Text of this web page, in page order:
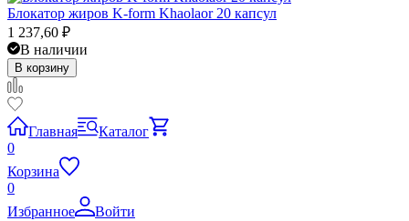
Блокатор жиров K-form Khaolaor 20 капсул
1 237,60 ₽
В наличии
В корзину
Главная
Каталог
0
Корзина
0
Избранное
Войти